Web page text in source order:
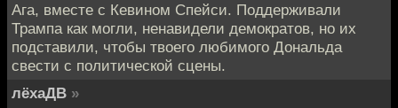
Ага, вместе с Кевином Спейси. Поддерживали
Трампа как могли, ненавидели демократов, но их
подставили, чтобы твоего любимого Дональда
свести с политической сцены.
лёхаДВ »